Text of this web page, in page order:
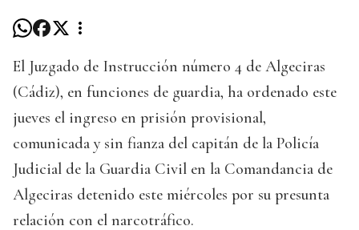
El Juzgado de Instrucción número 4 de Algeciras
(Cádiz), en funciones de guardia, ha ordenado este
jueves el ingreso en prisión provisional,
comunicada y sin fianza del capitán de la Policía
Judicial de la Guardia Civil en la Comandancia de
Algeciras detenido este miércoles por su presunta
relación con el narcotráfico.